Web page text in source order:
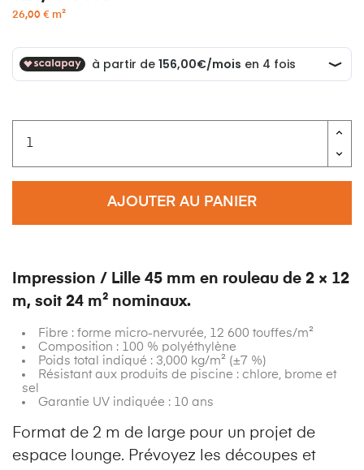
26,00 € m²
AJOUTER AU PANIER
Impression / Lille 45 mm en rouleau de 2 × 12
m, soit 24 m² nominaux.
Fibre : forme micro-nervurée, 12 600 touffes/m²
Composition : 100 % polyéthylène
Poids total indiqué : 3,000 kg/m² (±7 %)
Résistant aux produits de piscine : chlore, brome et
sel
Garantie UV indiquée : 10 ans
Format de 2 m de large pour un projet de
espace lounge. Prévoyez les découpes et